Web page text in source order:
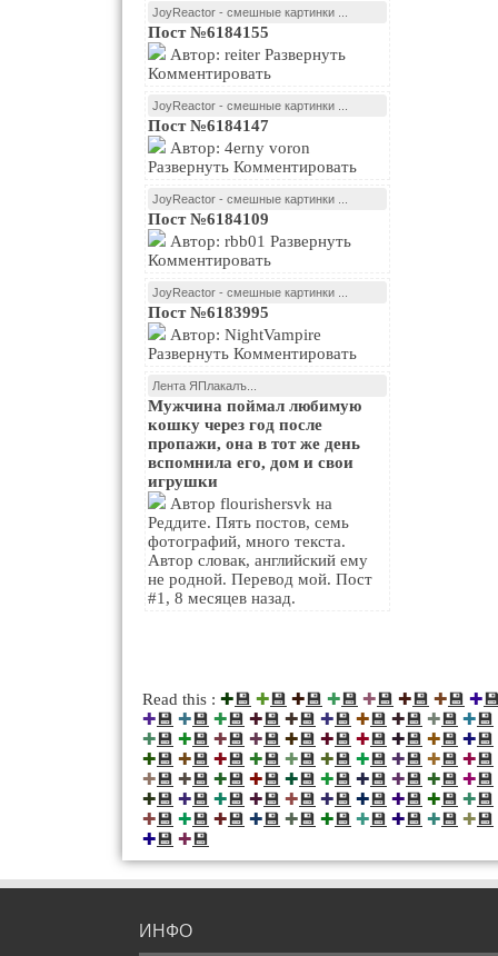
JoyReactor - смешные картинки ...
Пост №6184155
Комментировать
JoyReactor - смешные картинки ...
Пост №6184147
Развернуть Комментировать
JoyReactor - смешные картинки ...
Пост №6184109
Комментировать
JoyReactor - смешные картинки ...
Пост №6183995
Развернуть Комментировать
Лента ЯПлакалъ...
Мужчина поймал любимую
кошку через год после
пропажи, она в тот же день
вспомнила его, дом и свои
игрушки
Реддите. Пять постов, семь
фотографий, много текста.
Автор словак, английский ему
не родной. Перевод мой. Пост
#1, 8 месяцев назад.
Read this : ✚💾 ✚💾 ✚💾 ✚💾 ✚💾 ✚💾 ✚💾 ✚
✚💾 ✚💾 ✚💾 ✚💾 ✚💾 ✚💾 ✚💾 ✚💾 ✚💾 ✚💾
✚💾 ✚💾 ✚💾 ✚💾 ✚💾 ✚💾 ✚💾 ✚💾 ✚💾 ✚💾
✚💾 ✚💾 ✚💾 ✚💾 ✚💾 ✚💾 ✚💾 ✚💾 ✚💾 ✚💾
✚💾 ✚💾 ✚💾 ✚💾 ✚💾 ✚💾 ✚💾 ✚💾 ✚💾 ✚💾
✚💾 ✚💾 ✚💾 ✚💾 ✚💾 ✚💾 ✚💾 ✚💾 ✚💾 ✚💾
✚💾 ✚💾 ✚💾 ✚💾 ✚💾 ✚💾 ✚💾 ✚💾 ✚💾 ✚💾
✚💾 ✚💾
ИНФО